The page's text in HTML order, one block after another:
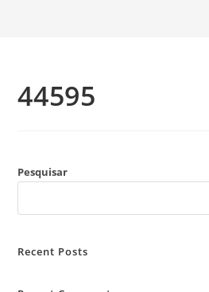
44595
Pesquisar
Recent Posts